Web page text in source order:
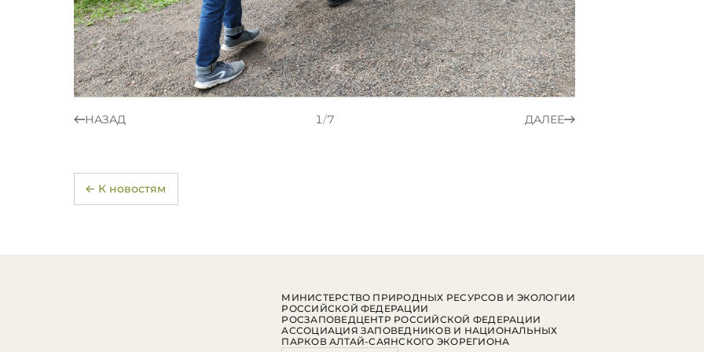
НАЗАД 1/7 ДАЛЕЕ
← К новостям
МИНИСТЕРСТВО ПРИРОДНЫХ РЕСУРСОВ И ЭКОЛОГИИ
РОССИЙСКОЙ ФЕДЕРАЦИИ
РОСЗАПОВЕДЦЕНТР РОССИЙСКОЙ ФЕДЕРАЦИИ
АССОЦИАЦИЯ ЗАПОВЕДНИКОВ И НАЦИОНАЛЬНЫХ
ПАРКОВ АЛТАЙ-САЯНСКОГО ЭКОРЕГИОНА